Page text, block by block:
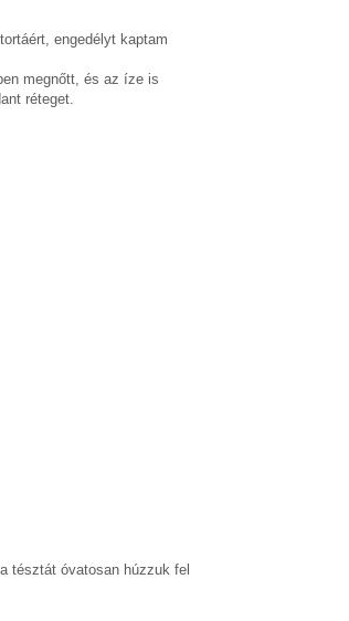
engedélyt kaptam
megnőtt, és az íze is
réteget.
tésztát óvatosan húzzuk fel